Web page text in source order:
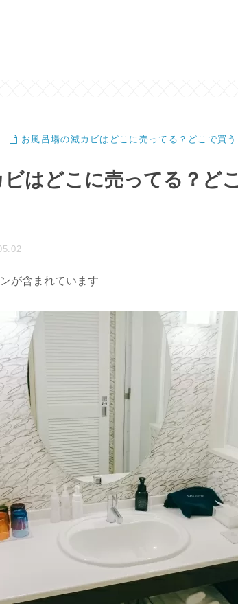
お風呂場の滅カビはどこに売ってる？どこで買
はどこに売ってる？ど
が含まれています